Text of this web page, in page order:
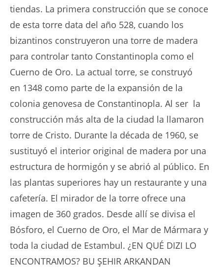
tiendas. La primera construcción que se conoce
de esta torre data del año 528, cuando los
bizantinos construyeron una torre de madera
para controlar tanto Constantinopla como el
Cuerno de Oro. La actual torre, se construyó
en 1348 como parte de la expansión de la
colonia genovesa de Constantinopla. Al ser la
construcción más alta de la ciudad la llamaron
torre de Cristo. Durante la década de 1960, se
sustituyó el interior original de madera por una
estructura de hormigón y se abrió al público. En
las plantas superiores hay un restaurante y una
cafetería. El mirador de la torre ofrece una
imagen de 360 grados. Desde allí se divisa el
Bósforo, el Cuerno de Oro, el Mar de Mármara y
toda la ciudad de Estambul. ¿EN QUÉ DIZI LO
ENCONTRAMOS? BU ŞEHIR ARKANDAN